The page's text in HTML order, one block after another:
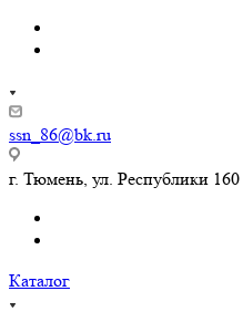
ssn_86@bk.ru
г. Тюмень, ул. Республики 160
Каталог